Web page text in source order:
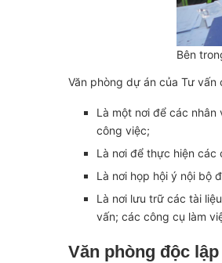
Bên
Văn phòng dự án của Tư vấn
Là một nơi để các
công việc;
Là nơi để thực hiện
Là nơi họp hội ý nội bộ
Là nơi lưu trữ các tài
vấn; các công cụ làm
Văn phòng độc